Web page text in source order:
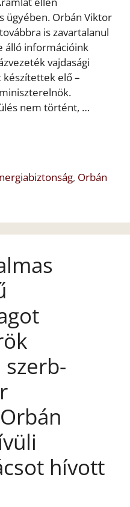
ügyében. Orbán Viktor
is zavartalanul
álló információink
vajdasági
készítettek elő –
nem történt, …
, Orbán
hívott